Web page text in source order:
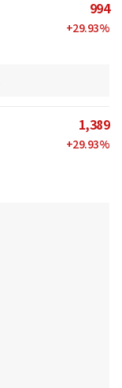
994
+29.93%
1,389
+29.93%